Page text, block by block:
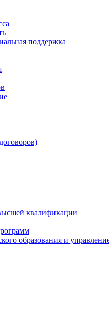
поддержка
квалификации
образования и